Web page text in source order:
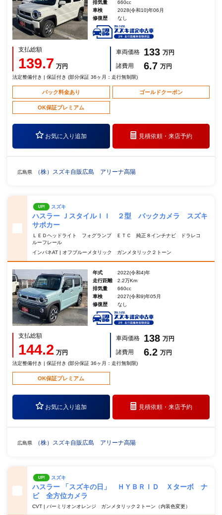
排気量
660cc
車検
2028(令和10)年06月
修復歴
なし
支払総額
139.7 万円
車両価格 133 万円
諸費用
6.7 万円
法定整備付き | 保証付き (部分保証 36ヶ月：走行無制限)
パック料金あり ゴールドクーポン
OK保証プレミアム
お気に入り追加 見積依頼・来店予約
広島県 （株）スズキ自販広島 アリーナ高陽
UP! スズキ
ハスラー ＪスタイルＩＩ ２型 バックカメラ スズキ
サポカー
ＬＥＤヘッドライト フォグランプ ＥＴＣ 純正８インチナビ ドラレコ
ルーフレール
インパネAT | オフブルーメタリック ガンメタリック２トーン
年式
2022(令和4)年
走行距離
2.2万Km
排気量
660cc
車検
2027(令和9)年05月
修復歴
なし
支払総額
144.2 万円
車両価格 138 万円
諸費用
6.2 万円
法定整備付き | 保証付き (部分保証 36ヶ月：走行無制限)
OK保証プレミアム
お気に入り追加 見積依頼・来店予約
広島県 （株）スズキ自販広島 アリーナ高陽
UP! スズキ
ハスラー 「スズキの日」 ＨＹＢＲＩＤ Ｘターボ ナ
ビ 全方位カメラ
CVT | バーミリオンオレンジ ガンメタリック２トーン（内装色変更）